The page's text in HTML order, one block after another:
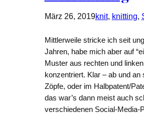
März 26, 2019knit, knitting,
Mittlerweile stricke ich seit
Jahren, habe mich aber auf
Muster aus rechten und
konzentriert. Klar – ab und an
Zöpfe, oder im Halbpatent/
das war’s dann meist auch
verschiedenen Social-Media-